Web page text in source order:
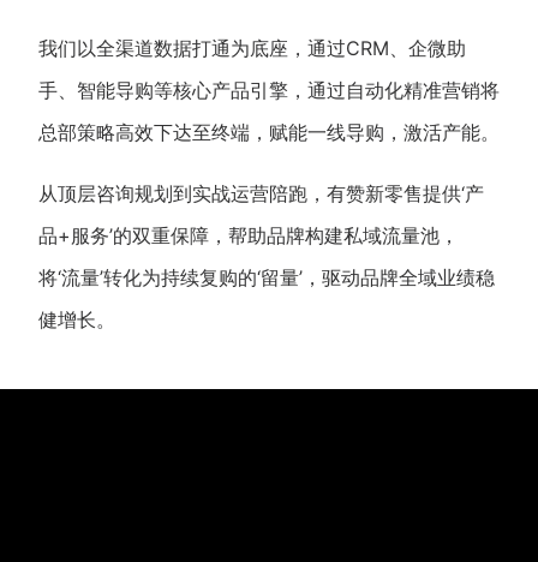
我们以全渠道数据打通为底座，通过CRM、企微助
手、智能导购等核心产品引擎，通过自动化精准营销将
总部策略高效下达至终端，赋能一线导购，激活产能。
从顶层咨询规划到实战运营陪跑，有赞新零售提供‘产
品+服务’的双重保障，帮助品牌构建私域流量池，
将‘流量’转化为持续复购的‘留量’，驱动品牌全域业绩稳
健增长。